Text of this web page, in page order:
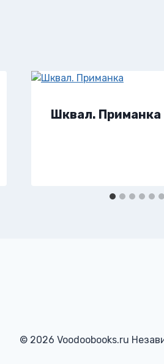
Шквал. Приманка
© 2026 Voodoobooks.ru